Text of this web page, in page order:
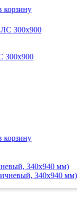
корзину
300х900
корзину
340х940 мм)